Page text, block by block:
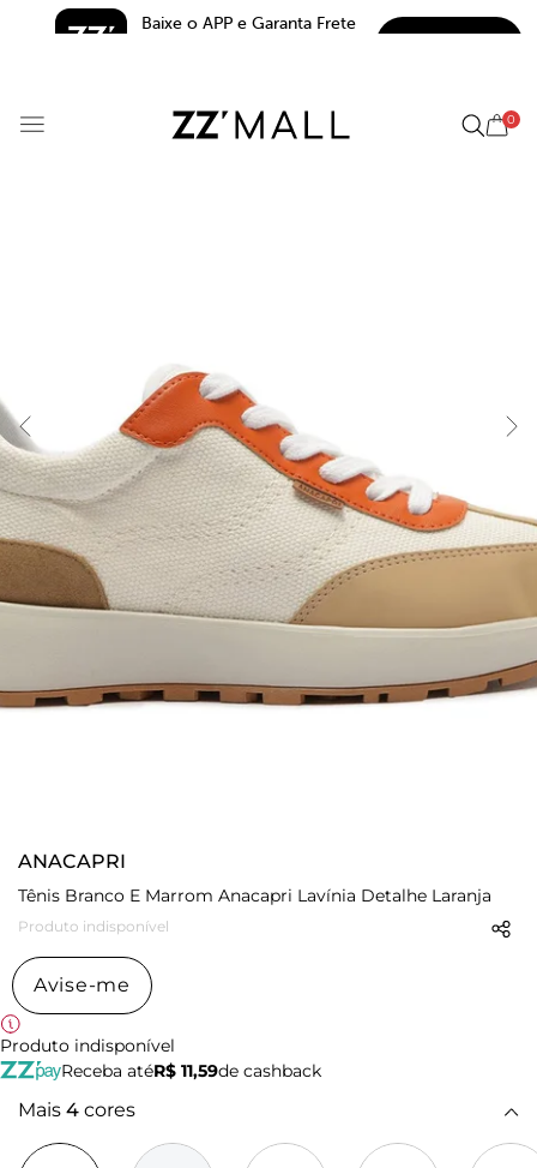
Baixe o APP e Garanta Frete
0
ANACAPRI
Tênis Branco E Marrom Anacapri Lavínia Detalhe Laranja
Produto indisponível
Avise-me
Produto indisponível
Receba atéR$ 11,59de cashback
Mais 4 cores